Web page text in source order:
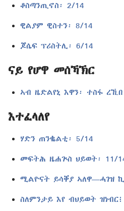
ቆስጣንጢኖስ፡ 2/14
ዊልያም ዊስተን፡ 8/14
ጆሴፍ ፕሪስትሊ፡ 6/14
ናይ የሆዋ መሰኻኽር
ኣብ ዜድልየኒ እዋን፡ ተስፋ
እተፈላለየ
ሃድን ጠንቈልቲ፡ 5/14
መፍትሕ ዜሐጕስ ህይወት፡ 11/
ሚልዮናት ይሳቐያ ኣለዋ—ሓገዝ
ስለምንታይ እየ ብህይወት